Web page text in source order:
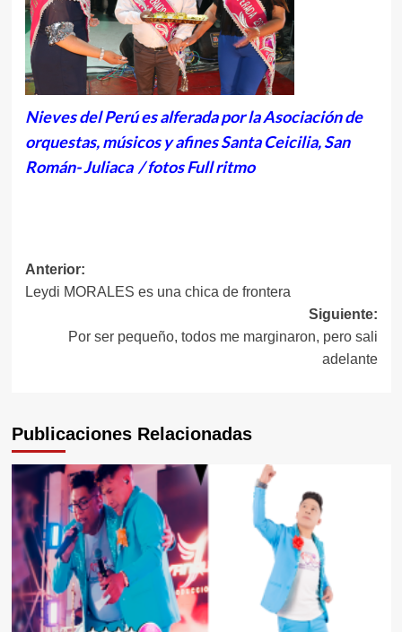
Nieves del Perú es alferada por la Asociación de
orquestas, músicos y afines Santa Ceicilia, San
Román- Juliaca / fotos Full ritmo
Navegación
de
entradas
Anterior:
Leydi MORALES es una chica de frontera
Siguiente:
Por ser pequeño, todos me marginaron, pero sali
adelante
Publicaciones Relacionadas